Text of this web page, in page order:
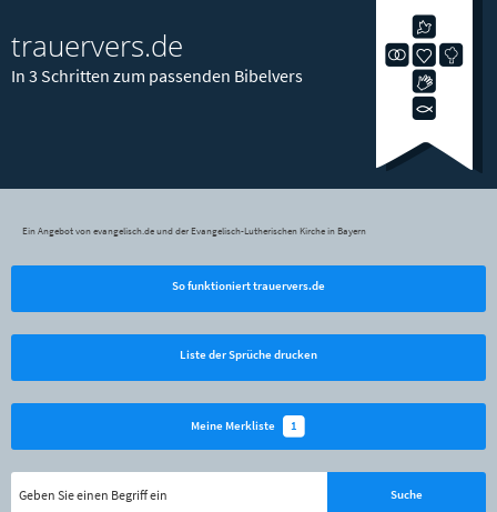
trauervers.de
In 3 Schritten zum passenden Bibelvers
Ein Angebot von evangelisch.de und der Evangelisch-Lutherischen Kirche in Bayern
So funktioniert trauervers.de
Liste der Sprüche drucken
Meine Merkliste 1